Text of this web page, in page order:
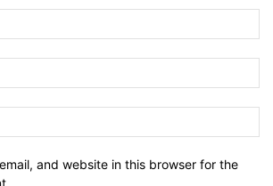
and website in this browser for the